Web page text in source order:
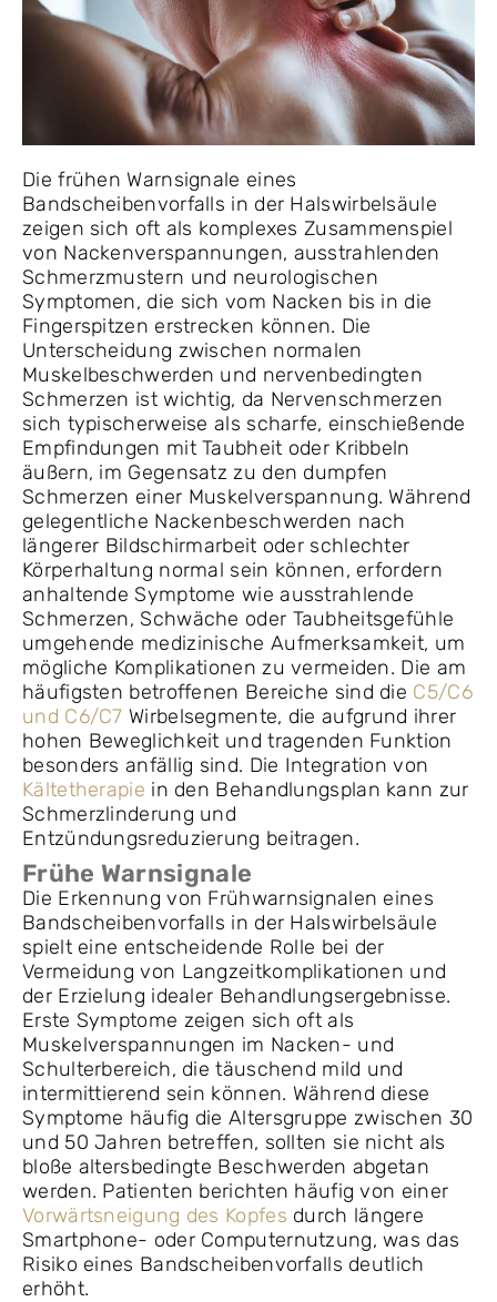
Die frühen Warnsignale eines
Bandscheibenvorfalls in der Halswirbelsäule
zeigen sich oft als komplexes Zusammenspiel
von Nackenverspannungen, ausstrahlenden
Schmerzmustern und neurologischen
Symptomen, die sich vom Nacken bis in die
Fingerspitzen erstrecken können. Die
Unterscheidung zwischen normalen
Muskelbeschwerden und nervenbedingten
Schmerzen ist wichtig, da Nervenschmerzen
sich typischerweise als scharfe, einschießende
Empfindungen mit Taubheit oder Kribbeln
äußern, im Gegensatz zu den dumpfen
Schmerzen einer Muskelverspannung. Während
gelegentliche Nackenbeschwerden nach
längerer Bildschirmarbeit oder schlechter
Körperhaltung normal sein können, erfordern
anhaltende Symptome wie ausstrahlende
Schmerzen, Schwäche oder Taubheitsgefühle
umgehende medizinische Aufmerksamkeit, um
mögliche Komplikationen zu vermeiden. Die am
häufigsten betroffenen Bereiche sind die C5/C6
und C6/C7 Wirbelsegmente, die aufgrund ihrer
hohen Beweglichkeit und tragenden Funktion
besonders anfällig sind. Die Integration von
Kältetherapie in den Behandlungsplan kann zur
Schmerzlinderung und
Entzündungsreduzierung beitragen.
Frühe Warnsignale
Die Erkennung von Frühwarnsignalen eines
Bandscheibenvorfalls in der Halswirbelsäule
spielt eine entscheidende Rolle bei der
Vermeidung von Langzeitkomplikationen und
der Erzielung idealer Behandlungsergebnisse.
Erste Symptome zeigen sich oft als
Muskelverspannungen im Nacken- und
Schulterbereich, die täuschend mild und
intermittierend sein können. Während diese
Symptome häufig die Altersgruppe zwischen 30
und 50 Jahren betreffen, sollten sie nicht als
bloße altersbedingte Beschwerden abgetan
werden. Patienten berichten häufig von einer
Vorwärtsneigung des Kopfes durch längere
Smartphone- oder Computernutzung, was das
Risiko eines Bandscheibenvorfalls deutlich
erhöht.